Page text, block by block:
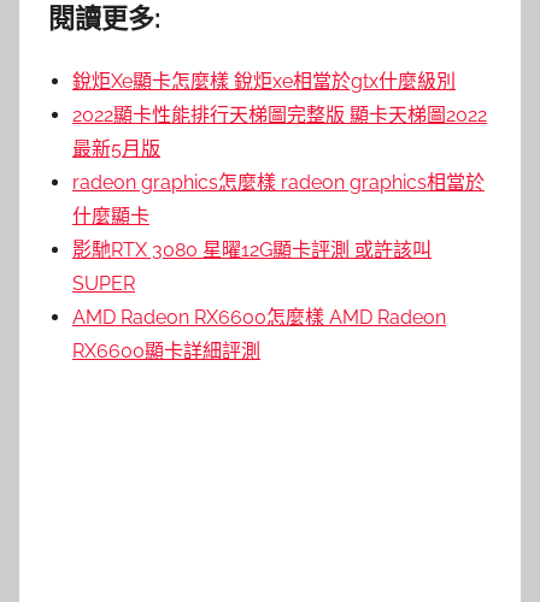
閱讀更多:
銳炬Xe顯卡怎麼樣 銳炬xe相當於gtx什麼級別
2022顯卡性能排行天梯圖完整版 顯卡天梯圖2022
最新5月版
radeon graphics怎麼樣 radeon graphics相當於
什麼顯卡
影馳RTX 3080 星曜12G顯卡評測 或許該叫
SUPER
AMD Radeon RX6600怎麼樣 AMD Radeon
RX6600顯卡詳細評測